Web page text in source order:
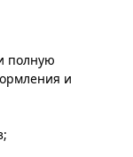
полную
и